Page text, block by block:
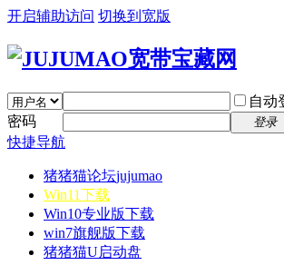
开启辅助访问 切换到宽版
自动
密码
登录
快捷导航
猪猪猫论坛jujumao
Win11下载
Win10专业版下载
win7旗舰版下载
猪猪猫U启动盘